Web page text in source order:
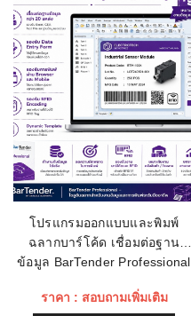
ทดสอบการตกพื้นคอนกรีต:
ระบบป้องกันไฟฟ้าสถิตย์ (ESD):
ระดับการป้องกัน:
การเชื่อมต่อ:
อีเมลล์
เรทติ่ง
ชื่อหัวข้อรีวิว
เนื้อหา (1500)
โปรแกรมออกแบบและพิมพ์
ฉลากบาร์โค้ด เชื่อมต่อฐาน
ข้อมูล BarTender Professional
ราคา : สอบถามเพิ่มเติม